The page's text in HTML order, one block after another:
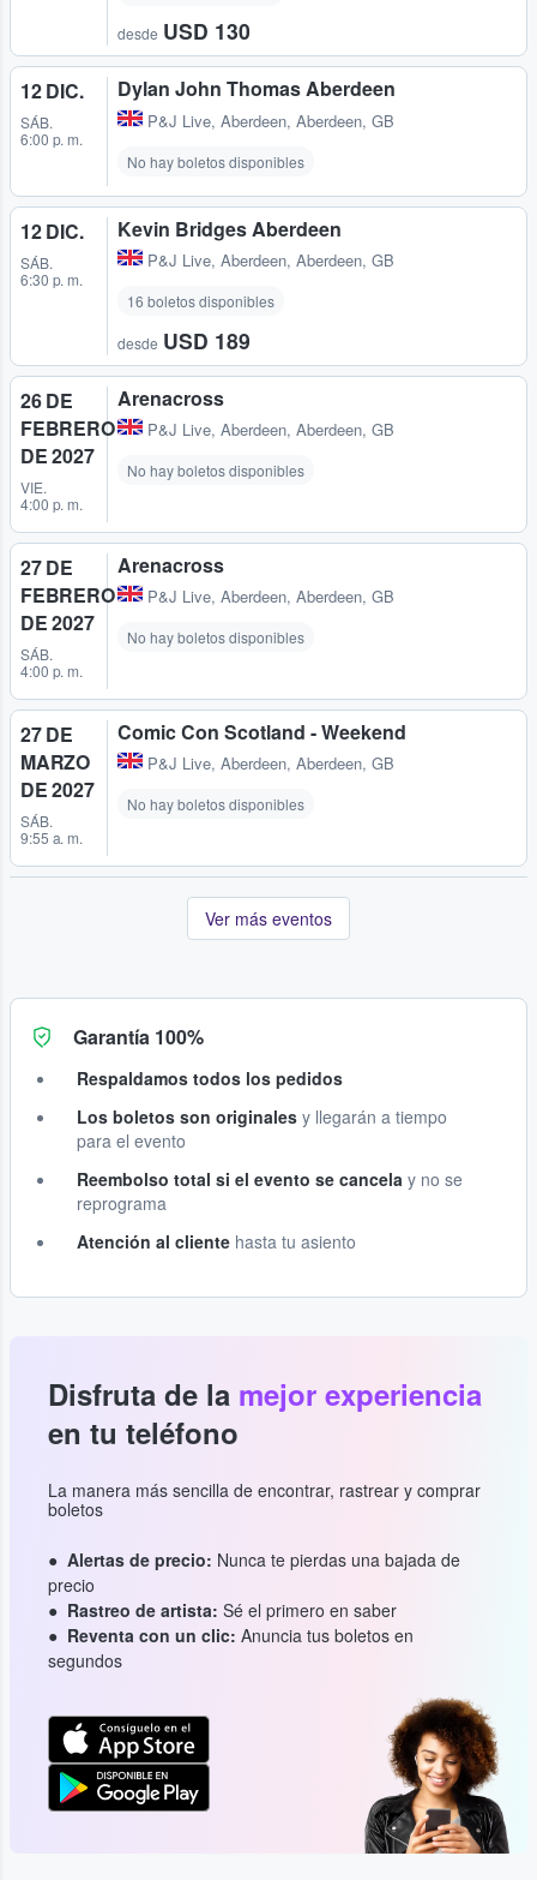
desde USD 130
12 DIC.
SÁB.
6:00 p. m.
Dylan John Thomas Aberdeen
P&J Live, Aberdeen, Aberdeen, GB
No hay boletos disponibles
12 DIC.
SÁB.
6:30 p. m.
Kevin Bridges Aberdeen
P&J Live, Aberdeen, Aberdeen, GB
16 boletos disponibles
desde USD 189
26 DE
FEBRERO
DE 2027
VIE.
4:00 p. m.
Arenacross
P&J Live, Aberdeen, Aberdeen, GB
No hay boletos disponibles
27 DE
FEBRERO
DE 2027
SÁB.
4:00 p. m.
Arenacross
P&J Live, Aberdeen, Aberdeen, GB
No hay boletos disponibles
27 DE
MARZO
DE 2027
SÁB.
9:55 a. m.
Comic Con Scotland - Weekend
P&J Live, Aberdeen, Aberdeen, GB
No hay boletos disponibles
Ver más eventos
Garantía 100%
Respaldamos todos los pedidos
Los boletos son originales y llegarán a tiempo
para el evento
Reembolso total si el evento se cancela y no se
reprograma
Atención al cliente hasta tu asiento
Disfruta de la mejor experiencia
en tu teléfono
La manera más sencilla de encontrar, rastrear y comprar
boletos
Alertas de precio: Nunca te pierdas una bajada de
precio
Rastreo de artista: Sé el primero en saber
Reventa con un clic: Anuncia tus boletos en
segundos